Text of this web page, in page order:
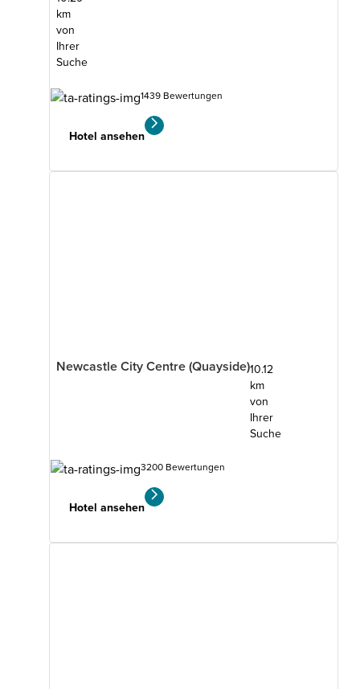
km
von
Ihrer
Suche
1439 Bewertungen
Hotel ansehen
Newcastle City Centre (Quayside)10.12
km
von
Ihrer
Suche
3200 Bewertungen
Hotel ansehen